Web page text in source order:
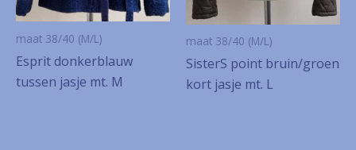
maat 38/40 (M/L)
Esprit donkerblauw
tussen jasje mt. M
maat 38/40 (M/L)
SisterS point bruin/groen
kort jasje mt. L